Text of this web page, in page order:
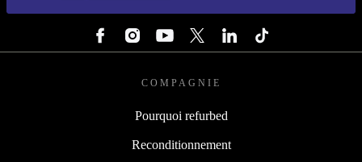
COMPAGNIE
Pourquoi refurbed
Reconditionnement